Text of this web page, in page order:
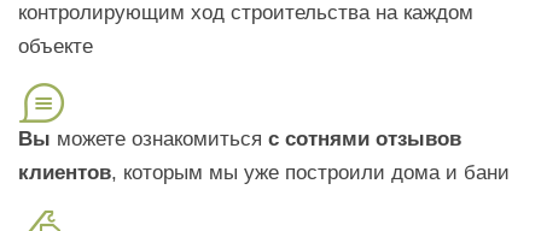
контролирующим ход строительства на каждом
объекте
Вы можете ознакомиться с сотнями отзывов
клиентов, которым мы уже построили дома и бани